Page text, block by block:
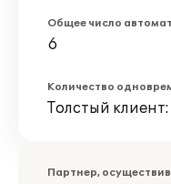
Общее число
6
Количество
Толстый клиент:
Партнер,